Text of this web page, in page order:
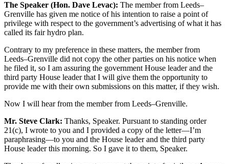
The Speaker (Hon. Dave Levac): The member from Leeds–
Grenville has given me notice of his intention to raise a point of
privilege with respect to the government’s advertising of what it has
called its fair hydro plan.
Contrary to my preference in these matters, the member from
Leeds–Grenville did not copy the other parties on his notice when
he filed it, so I am assuring the government House leader and the
third party House leader that I will give them the opportunity to
provide me with their own submissions on this matter, if they wish.
Now I will hear from the member from Leeds–Grenville.
Mr. Steve Clark: Thanks, Speaker. Pursuant to standing order
21(c), I wrote to you and I provided a copy of the letter—I’m
paraphrasing—to you and the House leader and the third party
House leader this morning. So I gave it to them, Speaker.